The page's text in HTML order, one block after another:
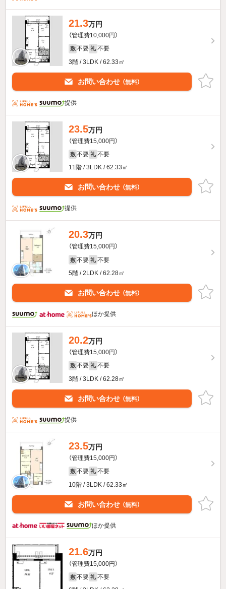
21.3万円
（管理費10,000円）
敷 不要 礼 不要
3階 / 3LDK / 62.33㎡
お問い合わせ （無料）
提供
23.5万円
（管理費15,000円）
敷 不要 礼 不要
11階 / 3LDK / 62.33㎡
お問い合わせ （無料）
提供
20.3万円
（管理費15,000円）
敷 不要 礼 不要
5階 / 2LDK / 62.28㎡
お問い合わせ （無料）
ほか提供
20.2万円
（管理費15,000円）
敷 不要 礼 不要
3階 / 3LDK / 62.28㎡
お問い合わせ （無料）
提供
23.5万円
（管理費15,000円）
敷 不要 礼 不要
10階 / 3LDK / 62.33㎡
お問い合わせ （無料）
ほか提供
21.6万円
（管理費15,000円）
敷 不要 礼 不要